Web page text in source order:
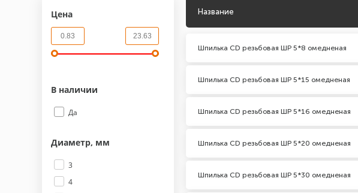
Цена
В наличии
Да
Диаметр, мм
3
4
Название
Шпилька CD резьбовая ШР 5*8 омедненая
Шпилька CD резьбовая ШР 5*15 омедненая
Шпилька CD резьбовая ШР 5*16 омедненая
Шпилька CD резьбовая ШР 5*20 омедненая
Шпилька CD резьбовая ШР 5*30 омедненая